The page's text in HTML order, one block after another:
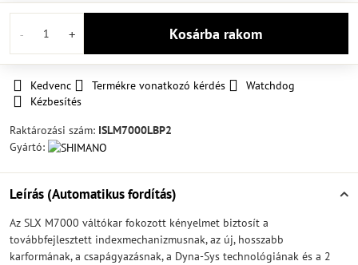
Kosárba rakom
Kedvenc Termékre vonatkozó kérdés
Watchdog
Kézbesítés
Raktározási szám: ISLM7000LBP2
Gyártó:
Leírás (Automatikus fordítás)
Az SLX M7000 váltókar fokozott kényelmet biztosít a
továbbfejlesztett indexmechanizmusnak, az új, hosszabb
karformának, a csapágyazásnak, a Dyna-Sys technológiának és a 2